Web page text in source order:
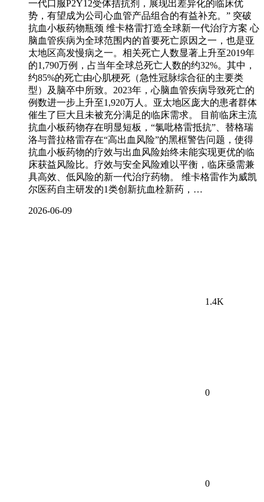
一代口服P2Y12受体拮抗剂，展现出差异化的临床优
势，有望成为公司心血管产品组合的有益补充。” 突破
抗血小板药物瓶颈 维卡格雷打造全球新一代治疗方案 心
脑血管疾病为全球范围内的首要死亡原因之一，也是亚
太地区高发慢病之一。相关死亡人数显著上升至2019年
的1,790万例，占当年全球总死亡人数的约32%。其中，
约85%的死亡由心肌梗死（急性冠脉综合征的主要类
型）及脑卒中所致。2023年，心脑血管疾病导致死亡的
例数进一步上升至1,920万人。亚太地区庞大的患者群体
催生了巨大且未被充分满足的临床需求。 目前临床主流
抗血小板药物存在明显短板，“氯吡格雷抵抗”、替格瑞
洛与普拉格雷存在“高出血风险”的黑框警告问题，使得
抗血小板药物的疗效与出血风险始终未能实现更优的临
床获益风险比。疗效与安全风险难以平衡，临床亟需兼
具高效、低风险的新一代治疗药物。 维卡格雷作为威凯
尔医药自主研发的1类创新抗血栓新药，…
2026-06-09
1.4K
0
0